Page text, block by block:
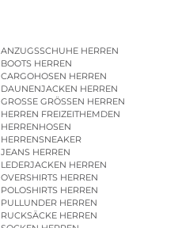
ANZUGSSCHUHE HERREN
BOOTS HERREN
CARGOHOSEN HERREN
DAUNENJACKEN HERREN
GROSSE GRÖSSEN HERREN
HERREN FREIZEITHEMDEN
HERRENHOSEN
HERRENSNEAKER
JEANS HERREN
LEDERJACKEN HERREN
OVERSHIRTS HERREN
POLOSHIRTS HERREN
PULLUNDER HERREN
RUCKSÄCKE HERREN